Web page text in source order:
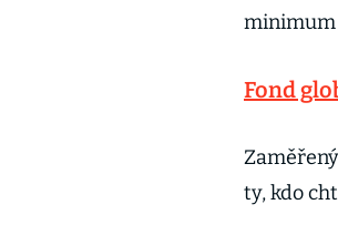
minimum
Fond
ty, kdo